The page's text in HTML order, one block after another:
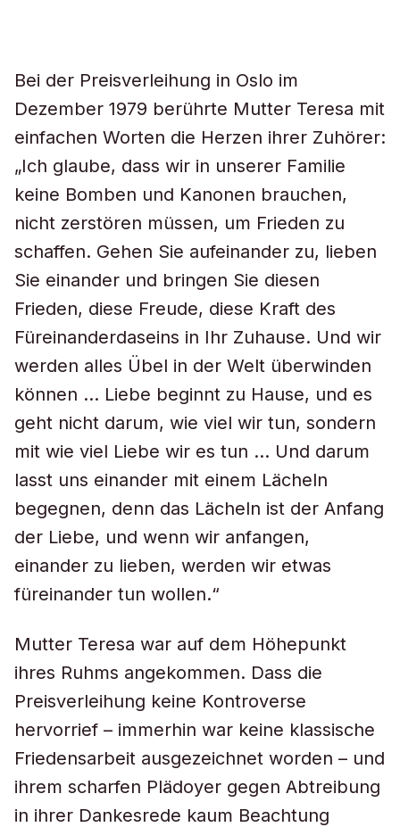
Bei der Preisverleihung in Oslo im
Dezember 1979 berührte Mutter Teresa mit
einfachen Worten die Herzen ihrer Zuhörer:
„Ich glaube, dass wir in unserer Familie
keine Bomben und Kanonen brauchen,
nicht zerstören müssen, um Frieden zu
schaffen. Gehen Sie aufeinander zu, lieben
Sie einander und bringen Sie diesen
Frieden, diese Freude, diese Kraft des
Füreinanderdaseins in Ihr Zuhause. Und wir
werden alles Übel in der Welt überwinden
können … Liebe beginnt zu Hause, und es
geht nicht darum, wie viel wir tun, sondern
mit wie viel Liebe wir es tun … Und darum
lasst uns einander mit einem Lächeln
begegnen, denn das Lächeln ist der Anfang
der Liebe, und wenn wir anfangen,
einander zu lieben, werden wir etwas
füreinander tun wollen.“
Mutter Teresa war auf dem Höhepunkt
ihres Ruhms angekommen. Dass die
Preisverleihung keine Kontroverse
hervorrief – immerhin war keine klassische
Friedensarbeit ausgezeichnet worden – und
ihrem scharfen Plädoyer gegen Abtreibung
in ihrer Dankesrede kaum Beachtung